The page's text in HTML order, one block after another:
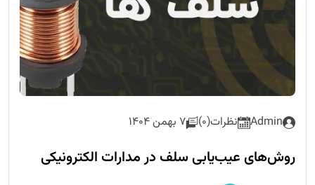
Admin نظرات(0) 7 بهمن 1404
روش‌های عیب‌یابی سلف در مدارات الکترونیکی